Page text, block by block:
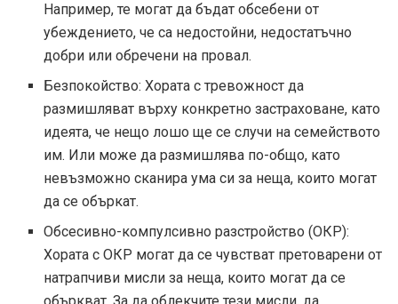
Например, те могат да бъдат обсебени от
убеждението, че са недостойни, недостатъчно
добри или обречени на провал.
Безпокойство: Хората с тревожност да
размишляват върху конкретно застраховане, като
идеята, че нещо лошо ще се случи на семейството
им. Или може да размишлява по-общо, като
невъзможно сканира ума си за неща, които могат
да се объркат.
Обсесивно-компулсивно разстройство (ОКР):
Хората с ОКР могат да се чувстват претоварени от
натрапчиви мисли за неща, които могат да се